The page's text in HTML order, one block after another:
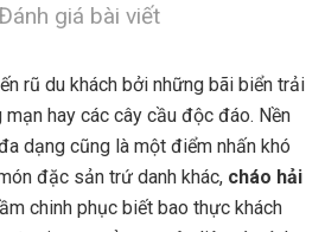
giá bài viết
rũ du khách bởi những bãi biển trải
hay các cây cầu độc đáo. Nền
dạng cũng là một điểm nhấn khó
đặc sản trứ danh khác, cháo hải
chinh phục biết bao thực khách